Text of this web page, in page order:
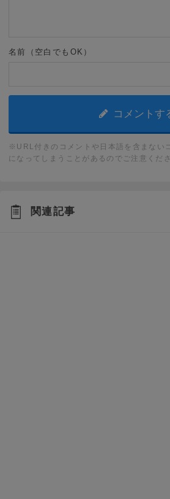
名前（空白でもOK）
※URL付きのコメントや日本語を含まない
になってしまうことがあるのでご注意くだ
関連記事